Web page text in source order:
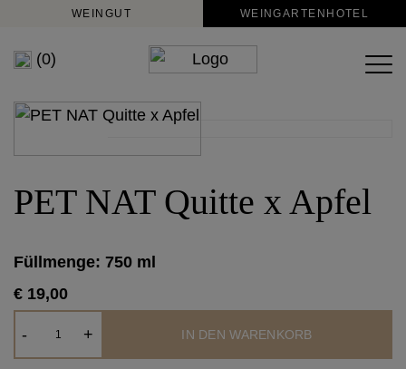
WEINGUT WEINGARTENHOTEL
(0)
PET NAT Quitte x Apfel
Füllmenge: 750 ml
€ 19,00
- + IN DEN WARENKORB